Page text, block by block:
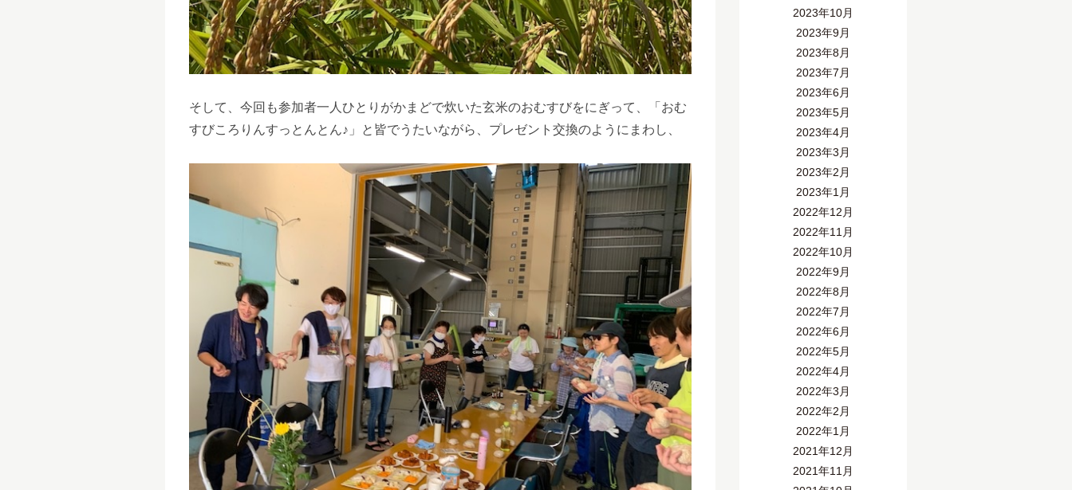
そして、今回も参加者一人ひとりがかまどで炊いた玄米のおむすびをにぎって、「おむ
すびころりんすっとんとん♪」と皆でうたいながら、プレゼント交換のようにまわし、
2023年10月
2023年9月
2023年8月
2023年7月
2023年6月
2023年5月
2023年4月
2023年3月
2023年2月
2023年1月
2022年12月
2022年11月
2022年10月
2022年9月
2022年8月
2022年7月
2022年6月
2022年5月
2022年4月
2022年3月
2022年2月
2022年1月
2021年12月
2021年11月